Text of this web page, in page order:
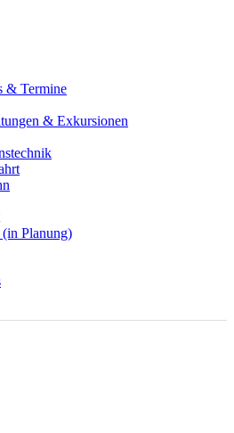
& Termine
& Exkursionen
(in Planung)